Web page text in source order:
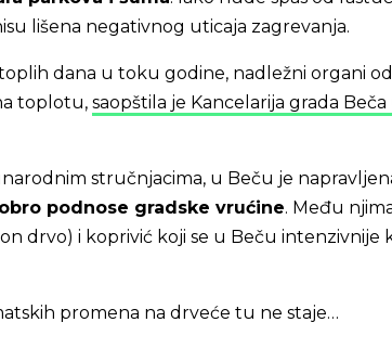
lišena negativnog uticaja zagrevanja.
dana u toku godine, nadležni organi
toplotu, saopštila je Kancelarija grada Beča
stručnjacima, u Beču je
podnose gradske vrućine. Među
drvo) i koprivić koji se u Beču intenzivnije
promena na drveće tu ne staje…